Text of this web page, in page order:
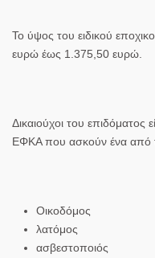
Το ύψος του ειδικού
ευρώ έως 1.375,50 ευρώ.
Δικαιούχοι του επιδόματος
ΕΦΚΑ που ασκούν ένα από
Οικοδόμος
λατόμος
ασβεστοποιός